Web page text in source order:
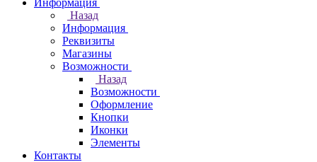
Информация
Назад
Информация
Реквизиты
Магазины
Возможности
Назад
Возможности
Оформление
Кнопки
Иконки
Элементы
Контакты